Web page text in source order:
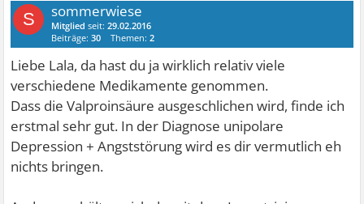
S sommerwiese
Mitglied seit:29.02.2016
Beiträge:30 Themen:2
Liebe Lala, da hast du ja wirklich relativ viele
verschiedene Medikamente genommen.
Dass die Valproinsäure ausgeschlichen wird, finde ich
erstmal sehr gut. In der Diagnose unipolare
Depression + Angststörung wird es dir vermutlich eh
nichts bringen.